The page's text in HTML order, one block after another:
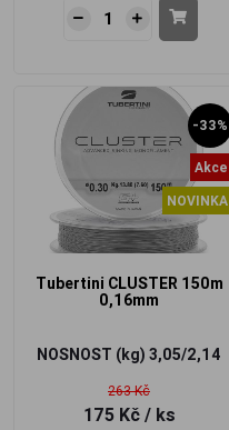
-33%
Akce
NOVINKA
Tubertini CLUSTER 150m
0,16mm
NOSNOST (kg) 3,05/2,14
263 Kč
175 Kč / ks